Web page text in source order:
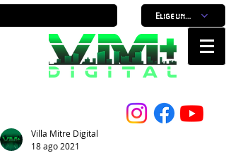
Elige un horario
Villa Mitre Digital
18 ago 2021